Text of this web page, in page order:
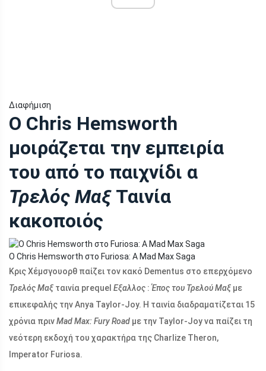
Διαφήμιση
Ο Chris Hemsworth
μοιράζεται την εμπειρία
του από το παιχνίδι α
Τρελός ΜαξΤαινία
κακοποιός
Ο Chris Hemsworth στο Furiosa: A Mad Max Saga
Κρις Χέμσγουορθ παίζει τον κακό Dementus στο επερχόμενο
Τρελός Μαξ ταινία prequel Εξαλλος :Έπος του Τρελού Μαξ με
επικεφαλής την Anya Taylor-Joy. Η ταινία διαδραματίζεται 15
χρόνια πρινMad Max: Fury Road με την Taylor-Joy να παίζει τη
νεότερη εκδοχή του χαρακτήρα της Charlize Theron,
Imperator Furiosa.